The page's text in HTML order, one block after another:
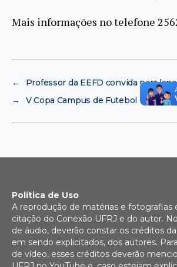
Mais informações no telefone
←
Professor da EEFD convida para
→
V Copa Campus de Futebol
Política de Uso
A reprodução de matérias e fotografias
citação do Conexão UFRJ e do autor.
de áudio, deverão constar os créditos
em sendo explicitados, dos autores.
de vídeo, esses créditos deverão